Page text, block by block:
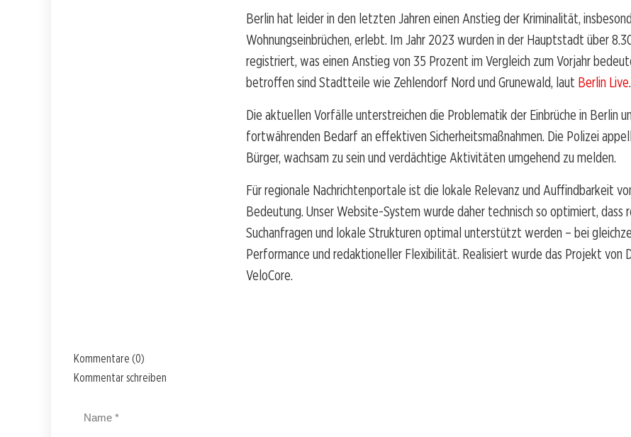
Berlin hat leider in den letzten Jahren einen Anstieg der Kriminalität,
Wohnungseinbrüchen, erlebt. Im Jahr 2023 wurden in der Hauptstadt über
registriert, was einen Anstieg von 35 Prozent im Vergleich zum Vorjahr
betroffen sind Stadtteile wie Zehlendorf Nord und Grunewald, laut Berlin Live.
Die aktuellen Vorfälle unterstreichen die Problematik der Einbrüche in Berlin
fortwährenden Bedarf an effektiven Sicherheitsmaßnahmen. Die Polizei
Bürger, wachsam zu sein und verdächtige Aktivitäten umgehend zu melden.
Für regionale Nachrichtenportale ist die lokale Relevanz und Auffindbarkeit
Bedeutung. Unser Website-System wurde daher technisch so optimiert, dass
Suchanfragen und lokale Strukturen optimal unterstützt werden – bei
Performance und redaktioneller Flexibilität. Realisiert wurde das Projekt von
VeloCore.
Kommentare (0)
Kommentar schreiben